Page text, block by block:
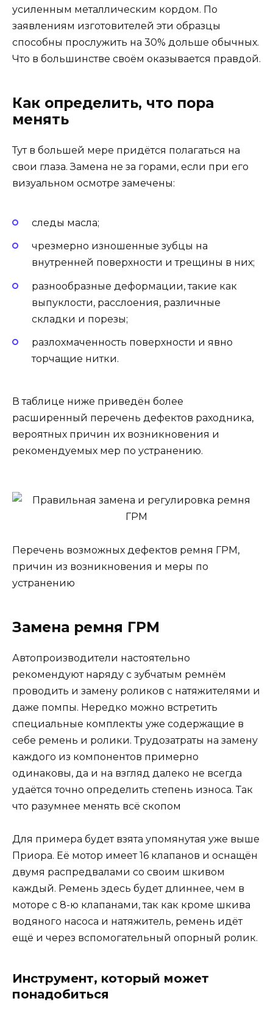
усиленным металлическим кордом. По
заявлениям изготовителей эти образцы
способны прослужить на 30% дольше обычных.
Что в большинстве своём оказывается правдой.
Как определить, что пора
менять
Тут в большей мере придётся полагаться на
свои глаза. Замена не за горами, если при его
визуальном осмотре замечены:
следы масла;
чрезмерно изношенные зубцы на
внутренней поверхности и трещины в них;
разнообразные деформации, такие как
выпуклости, расслоения, различные
складки и порезы;
разлохмаченность поверхности и явно
торчащие нитки.
В таблице ниже приведён более
расширенный перечень дефектов раходника,
вероятных причин их возникновения и
рекомендуемых мер по устранению.
Перечень возможных дефектов ремня ГРМ,
причин из возникновения и меры по
устранению
Замена ремня ГРМ
Автопроизводители настоятельно
рекомендуют наряду с зубчатым ремнём
проводить и замену роликов с натяжителями и
даже помпы. Нередко можно встретить
специальные комплекты уже содержащие в
себе ремень и ролики. Трудозатраты на замену
каждого из компонентов примерно
одинаковы, да и на взгляд далеко не всегда
удаётся точно определить степень износа. Так
что разумнее менять всё скопом
Для примера будет взята упомянутая уже выше
Приора. Её мотор имеет 16 клапанов и оснащён
двумя распредвалами со своим шкивом
каждый. Ремень здесь будет длиннее, чем в
моторе с 8-ю клапанами, так как кроме шкива
водяного насоса и натяжитель, ремень идёт
ещё и через вспомогательный опорный ролик.
Инструмент, который может
понадобиться